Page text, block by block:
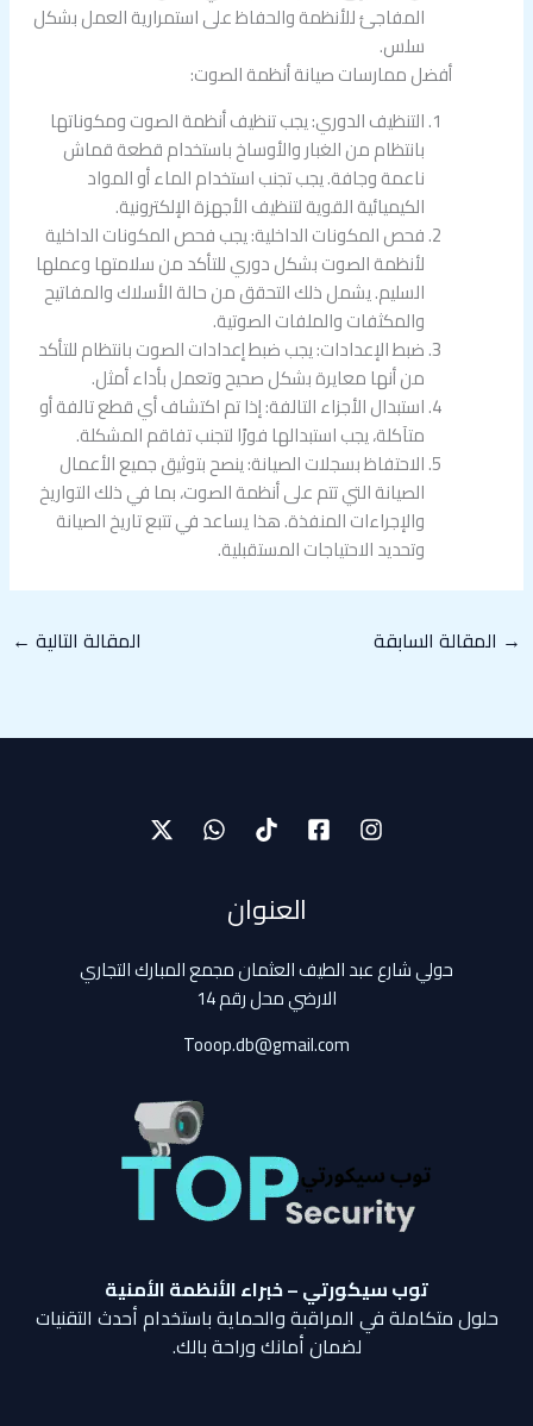
المفاجئ للأنظمة والحفاظ على استمرارية العمل بشكل
سلس.
أفضل ممارسات صيانة أنظمة الصوت:
التنظيف الدوري: يجب تنظيف أنظمة الصوت ومكوناتها
بانتظام من الغبار والأوساخ باستخدام قطعة قماش
ناعمة وجافة. يجب تجنب استخدام الماء أو المواد
الكيميائية القوية لتنظيف الأجهزة الإلكترونية.
فحص المكونات الداخلية: يجب فحص المكونات الداخلية
لأنظمة الصوت بشكل دوري للتأكد من سلامتها وعملها
السليم. يشمل ذلك التحقق من حالة الأسلاك والمفاتيح
والمكثفات والملفات الصوتية.
ضبط الإعدادات: يجب ضبط إعدادات الصوت بانتظام للتأكد
من أنها معايرة بشكل صحيح وتعمل بأداء أمثل.
استبدال الأجزاء التالفة: إذا تم اكتشاف أي قطع تالفة أو
متآكلة، يجب استبدالها فورًا لتجنب تفاقم المشكلة.
الاحتفاظ بسجلات الصيانة: ينصح بتوثيق جميع الأعمال
الصيانة التي تتم على أنظمة الصوت، بما في ذلك التواريخ
والإجراءات المنفذة. هذا يساعد في تتبع تاريخ الصيانة
وتحديد الاحتياجات المستقبلية.
→ المقالة السابقة المقالة التالية ←
العنوان
حولي شارع عبد الطيف العثمان مجمع المبارك التجاري
الارضي محل رقم 14
Tooop.db@gmail.com
توب سيكورتي – خبراء الأنظمة الأمنية
حلول متكاملة في المراقبة والحماية باستخدام أحدث التقنيات
لضمان أمانك وراحة بالك.